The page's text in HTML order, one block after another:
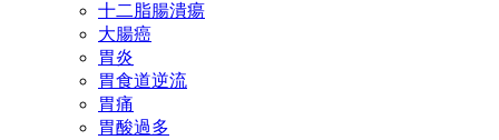
十二脂腸潰瘍
大腸癌
胃炎
胃食道逆流
胃痛
胃酸過多